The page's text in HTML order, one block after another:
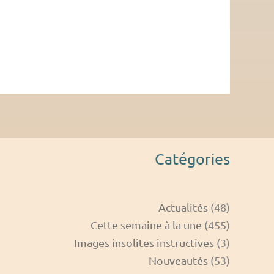
Catégories
Actualités(48)
Cette semaine à la une (455)
Images insolites instructives(3)
Nouveautés(53)